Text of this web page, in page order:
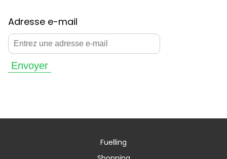
Adresse e-mail
Envoyer
Fuelling